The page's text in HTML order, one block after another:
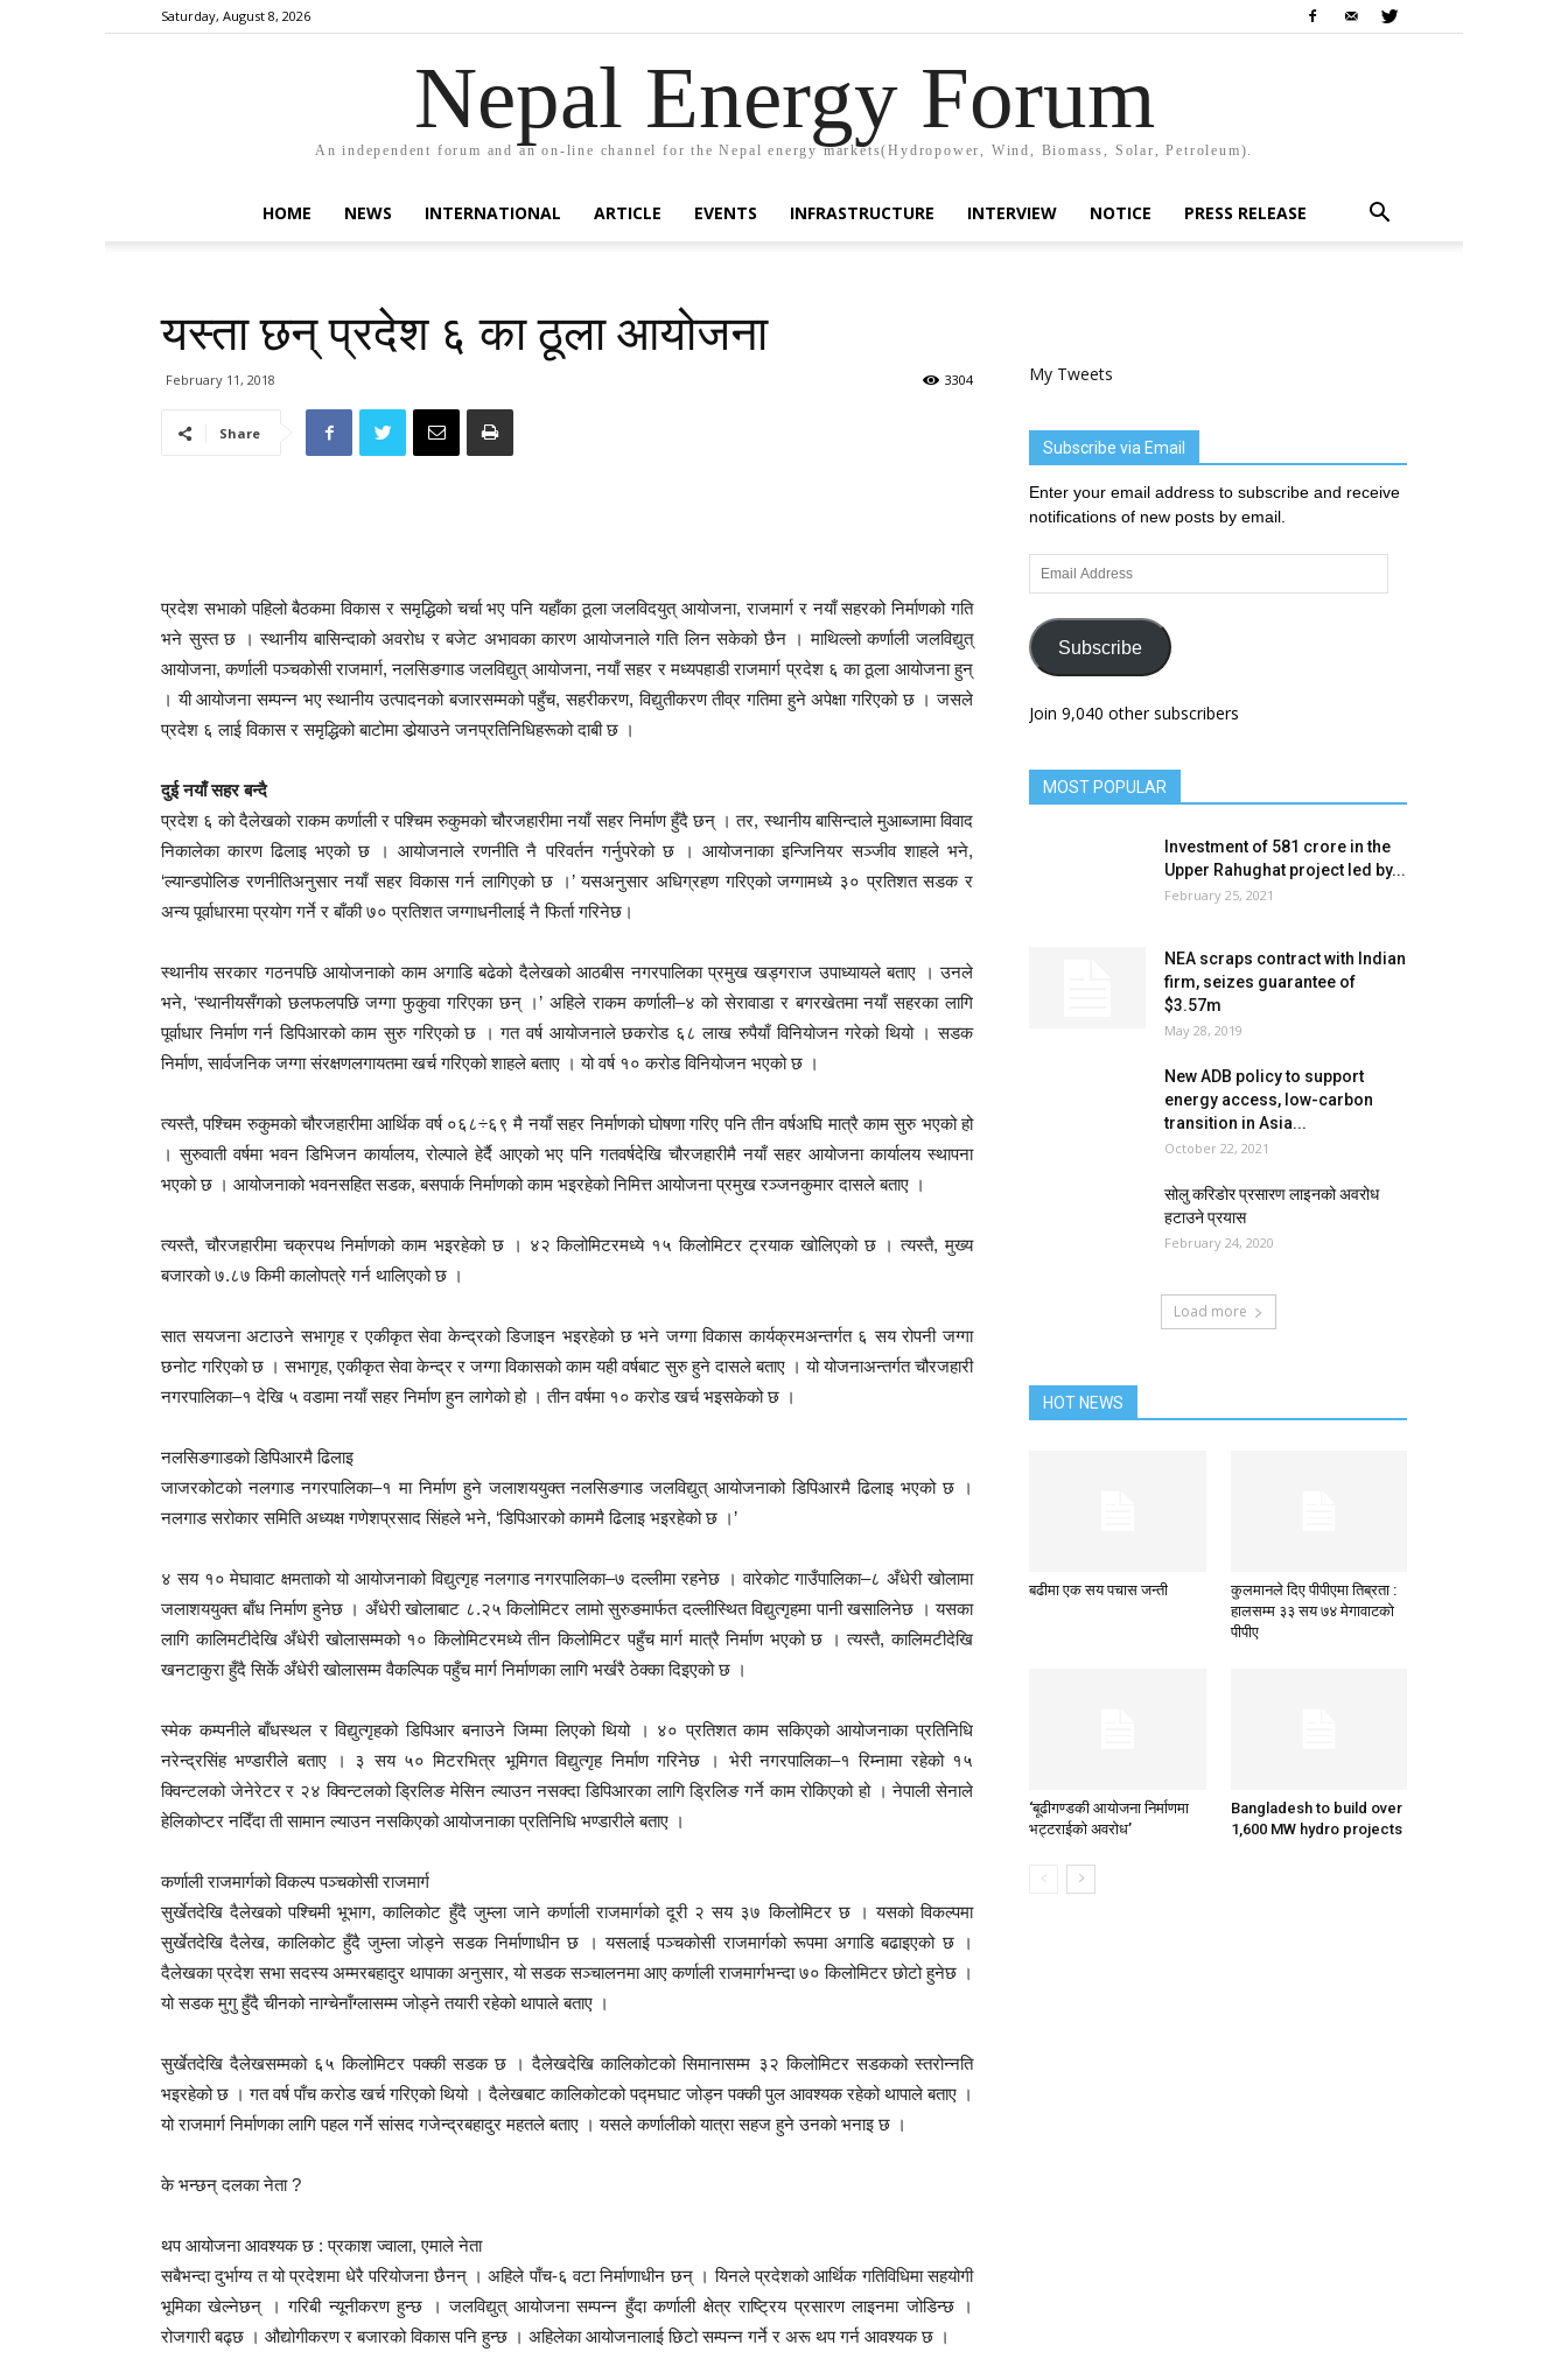
Saturday, August 8, 2026
Nepal Energy Forum
An independent forum and an on-line channel for the Nepal energy markets(Hydropower, Wind, Biomass, Solar, Petroleum).
HOME NEWS INTERNATIONAL ARTICLE EVENTS INFRASTRUCTURE INTERVIEW NOTICE PRESS RELEASE
यस्ता छन् प्रदेश ६ का ठूला आयोजना
February 11, 2018 3304
Share
प्रदेश सभाको पहिलो बैठकमा विकास र समृद्धिको चर्चा भए पनि यहाँका ठूला जलविदयुत् आयोजना, राजमार्ग र नयाँ सहरको निर्माणको गति
भने सुस्त छ । स्थानीय बासिन्दाको अवरोध र बजेट अभावका कारण आयोजनाले गति लिन सकेको छैन । माथिल्लो कर्णाली जलविद्युत्
आयोजना, कर्णाली पञ्चकोसी राजमार्ग, नलसिङगाड जलविद्युत् आयोजना, नयाँ सहर र मध्यपहाडी राजमार्ग प्रदेश ६ का ठूला आयोजना हुन्
। यी आयोजना सम्पन्न भए स्थानीय उत्पादनको बजारसम्मको पहुँच, सहरीकरण, विद्युतीकरण तीव्र गतिमा हुने अपेक्षा गरिएको छ । जसले
प्रदेश ६ लाई विकास र समृद्धिको बाटोमा डोयाउने जनप्रतिनिधिहरूको दाबी छ ।
दुई नयाँ सहर बन्दै
प्रदेश ६ को दैलेखको राकम कर्णाली र पश्चिम रुकुमको चौरजहारीमा नयाँ सहर निर्माण हुँदै छन् । तर, स्थानीय बासिन्दाले मुआब्जामा विवाद
निकालेका कारण ढिलाइ भएको छ । आयोजनाले रणनीति नै परिवर्तन गर्नुपरेको छ । आयोजनाका इन्जिनियर सञ्जीव शाहले भने,
‘ल्यान्डपोलिङ रणनीतिअनुसार नयाँ सहर विकास गर्न लागिएको छ ।’ यसअनुसार अधिग्रहण गरिएको जग्गामध्ये ३० प्रतिशत सडक र
अन्य पूर्वाधारमा प्रयोग गर्ने र बाँकी ७० प्रतिशत जग्गाधनीलाई नै फिर्ता गरिनेछ।
स्थानीय सरकार गठनपछि आयोजनाको काम अगाडि बढेको दैलेखको आठबीस नगरपालिका प्रमुख खड्गराज उपाध्यायले बताए । उनले
भने, ‘स्थानीयसँगको छलफलपछि जग्गा फुकुवा गरिएका छन् ।’ अहिले राकम कर्णाली–४ को सेरावाडा र बगरखेतमा नयाँ सहरका लागि
पूर्वाधार निर्माण गर्न डिपिआरको काम सुरु गरिएको छ । गत वर्ष आयोजनाले छकरोड ६८ लाख रुपैयाँ विनियोजन गरेको थियो । सडक
निर्माण, सार्वजनिक जग्गा संरक्षणलगायतमा खर्च गरिएको शाहले बताए । यो वर्ष १० करोड विनियोजन भएको छ ।
त्यस्तै, पश्चिम रुकुमको चौरजहारीमा आर्थिक वर्ष ०६८÷६९ मै नयाँ सहर निर्माणको घोषणा गरिए पनि तीन वर्षअघि मात्रै काम सुरु भएको हो
। सुरुवाती वर्षमा भवन डिभिजन कार्यालय, रोल्पाले हेर्दै आएको भए पनि गतवर्षदेखि चौरजहारीमै नयाँ सहर आयोजना कार्यालय स्थापना
भएको छ । आयोजनाको भवनसहित सडक, बसपार्क निर्माणको काम भइरहेको निमित्त आयोजना प्रमुख रञ्जनकुमार दासले बताए ।
त्यस्तै, चौरजहारीमा चक्रपथ निर्माणको काम भइरहेको छ । ४२ किलोमिटरमध्ये १५ किलोमिटर ट्रयाक खोलिएको छ । त्यस्तै, मुख्य
बजारको ७.८७ किमी कालोपत्रे गर्न थालिएको छ ।
सात सयजना अटाउने सभागृह र एकीकृत सेवा केन्द्रको डिजाइन भइरहेको छ भने जग्गा विकास कार्यक्रमअन्तर्गत ६ सय रोपनी जग्गा
छनोट गरिएको छ । सभागृह, एकीकृत सेवा केन्द्र र जग्गा विकासको काम यही वर्षबाट सुरु हुने दासले बताए । यो योजनाअन्तर्गत चौरजहारी
नगरपालिका–१ देखि ५ वडामा नयाँ सहर निर्माण हुन लागेको हो । तीन वर्षमा १० करोड खर्च भइसकेको छ ।
नलसिङगाडको डिपिआरमै ढिलाइ
जाजरकोटको नलगाड नगरपालिका–१ मा निर्माण हुने जलाशययुक्त नलसिङगाड जलविद्युत् आयोजनाको डिपिआरमै ढिलाइ भएको छ ।
नलगाड सरोकार समिति अध्यक्ष गणेशप्रसाद सिंहले भने, ‘डिपिआरको काममै ढिलाइ भइरहेको छ ।’
४ सय १० मेघावाट क्षमताको यो आयोजनाको विद्युत्गृह नलगाड नगरपालिका–७ दल्लीमा रहनेछ । वारेकोट गाउँपालिका–८ अँधेरी खोलामा
जलाशययुक्त बाँध निर्माण हुनेछ । अँधेरी खोलाबाट ८.२५ किलोमिटर लामो सुरुङमार्फत दल्लीस्थित विद्युत्गृहमा पानी खसालिनेछ । यसका
लागि कालिमटीदेखि अँधेरी खोलासम्मको १० किलोमिटरमध्ये तीन किलोमिटर पहुँच मार्ग मात्रै निर्माण भएको छ । त्यस्तै, कालिमटीदेखि
खनटाकुरा हुँदै सिर्के अँधेरी खोलासम्म वैकल्पिक पहुँच मार्ग निर्माणका लागि भर्खरै ठेक्का दिइएको छ ।
स्मेक कम्पनीले बाँधस्थल र विद्युत्गृहको डिपिआर बनाउने जिम्मा लिएको थियो । ४० प्रतिशत काम सकिएको आयोजनाका प्रतिनिधि
नरेन्द्रसिंह भण्डारीले बताए । ३ सय ५० मिटरभित्र भूमिगत विद्युत्गृह निर्माण गरिनेछ । भेरी नगरपालिका–१ रिम्नामा रहेको १५
क्विन्टलको जेनेरेटर र २४ क्विन्टलको ड्रिलिङ मेसिन ल्याउन नसक्दा डिपिआरका लागि ड्रिलिङ गर्ने काम रोकिएको हो । नेपाली सेनाले
हेलिकोप्टर नदिँदा ती सामान ल्याउन नसकिएको आयोजनाका प्रतिनिधि भण्डारीले बताए ।
कर्णाली राजमार्गको विकल्प पञ्चकोसी राजमार्ग
सुर्खेतदेखि दैलेखको पश्चिमी भूभाग, कालिकोट हुँदै जुम्ला जाने कर्णाली राजमार्गको दूरी २ सय ३७ किलोमिटर छ । यसको विकल्पमा
सुर्खेतदेखि दैलेख, कालिकोट हुँदै जुम्ला जोड्ने सडक निर्माणाधीन छ । यसलाई पञ्चकोसी राजमार्गको रूपमा अगाडि बढाइएको छ ।
दैलेखका प्रदेश सभा सदस्य अम्मरबहादुर थापाका अनुसार, यो सडक सञ्चालनमा आए कर्णाली राजमार्गभन्दा ७० किलोमिटर छोटो हुनेछ ।
यो सडक मुगु हुँदै चीनको नाग्चेनाँग्लासम्म जोड्ने तयारी रहेको थापाले बताए ।
सुर्खेतदेखि दैलेखसम्मको ६५ किलोमिटर पक्की सडक छ । दैलेखदेखि कालिकोटको सिमानासम्म ३२ किलोमिटर सडकको स्तरोन्नति
भइरहेको छ । गत वर्ष पाँच करोड खर्च गरिएको थियो । दैलेखबाट कालिकोटको पद्मघाट जोड्न पक्की पुल आवश्यक रहेको थापाले बताए ।
यो राजमार्ग निर्माणका लागि पहल गर्ने सांसद गजेन्द्रबहादुर महतले बताए । यसले कर्णालीको यात्रा सहज हुने उनको भनाइ छ ।
के भन्छन् दलका नेता ?
थप आयोजना आवश्यक छ : प्रकाश ज्वाला, एमाले नेता
सबैभन्दा दुर्भाग्य त यो प्रदेशमा धेरै परियोजना छैनन् । अहिले पाँच-६ वटा निर्माणाधीन छन् । यिनले प्रदेशको आर्थिक गतिविधिमा सहयोगी
भूमिका खेल्नेछन् । गरिबी न्यूनीकरण हुन्छ । जलविद्युत् आयोजना सम्पन्न हुँदा कर्णाली क्षेत्र राष्ट्रिय प्रसारण लाइनमा जोडिन्छ ।
रोजगारी बढ्छ । औद्योगीकरण र बजारको विकास पनि हुन्छ । अहिलेका आयोजनालाई छिटो सम्पन्न गर्ने र अरू थप गर्न आवश्यक छ ।
My Tweets
Subscribe via Email
Enter your email address to subscribe and receive
notifications of new posts by email.
Email
Address
Subscribe
Join 9,040 other subscribers
MOST POPULAR
Investment of 581 crore in the
Upper Rahughat project led by...
February 25, 2021
NEA scraps contract with Indian
firm, seizes guarantee of
$3.57m
May 28, 2019
New ADB policy to support
energy access, low-carbon
transition in Asia...
October 22, 2021
सोलु करिडोर प्रसारण लाइनको अवरोध
हटाउने प्रयास
February 24, 2020
Load more
HOT NEWS
बढीमा एक सय पचास जन्ती
कुलमानले दिए पीपीएमा तिब्रता :
हालसम्म ३३ सय ७४ मेगावाटको
पीपीए
‘बूढीगण्डकी आयोजना निर्माणमा
भट्टराईको अवरोध’
Bangladesh to build over
1,600 MW hydro projects